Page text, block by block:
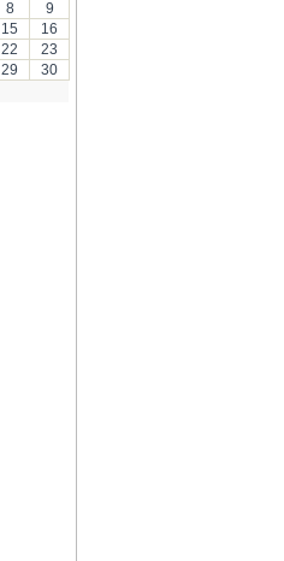
8
9
15
16
22
23
29
30